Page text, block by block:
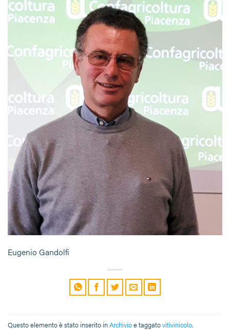
Eugenio Gandolfi
Questo elemento è stato inserito inArchivioe taggatovitivinicolo.